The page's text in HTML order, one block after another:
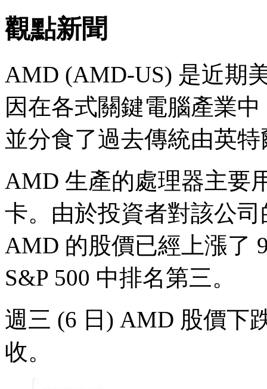
觀點新聞
AMD (AMD-US) 是近期
因在各式關鍵電腦產業
並分食了過去傳統由英
AMD 生產的處理器主要
卡。由於投資者對該公
AMD 的股價已經上漲了
S&P 500 中排名第三。
週三 (6 日) AMD 股價下
收。